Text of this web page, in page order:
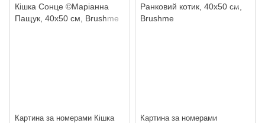
Картина за номерами Кішка
Картина за номерами